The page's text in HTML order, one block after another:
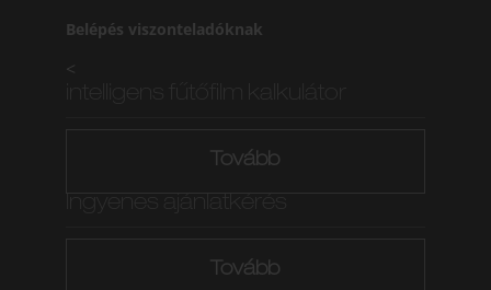
Belépés viszonteladóknak
<
Tovább
Tovább